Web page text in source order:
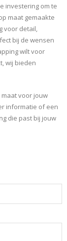
investering om te
maat gemaakte
voor detail,
bij de wensen
wilt voor
wij bieden
voor jouw
informatie of een
die past bij jouw